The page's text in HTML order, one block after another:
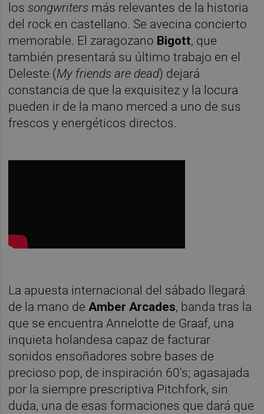
lossongwriters más relevantes de la historia
del rock en castellano. Se avecina concierto
memorable. El zaragozano Bigott, que
también presentará su último trabajo en el
Deleste (My friends are dead) dejará
constancia de que la exquisitez y la locura
pueden ir de la mano merced a uno de sus
frescos y energéticos directos.
La apuesta internacional del sábado llegará
de la mano deAmber Arcades, banda tras la
que se encuentra Annelotte de Graaf, una
inquieta holandesa capaz de facturar
sonidos ensoñadores sobre bases de
precioso pop, de inspiración 60's; agasajada
por la siempre prescriptiva Pitchfork, sin
duda, una de esas formaciones que dará que